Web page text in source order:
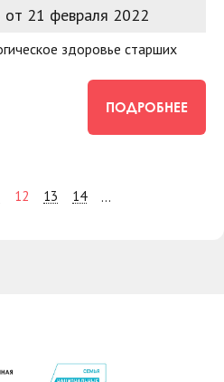
21 февраля 2022
здоровье старших
ПОДРОБНЕЕ
12 13 14 ...